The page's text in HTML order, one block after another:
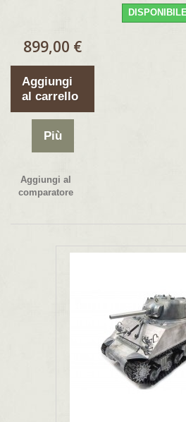
DISPONIBILE
899,00 €
Aggiungi
al carrello
Più
Aggiungi al
comparatore